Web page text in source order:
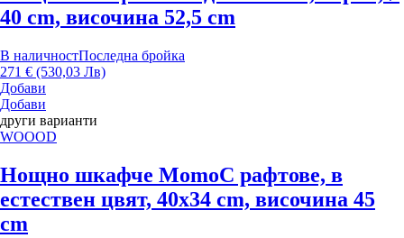
40 cm, височина 52,5 cm
В наличностПоследна бройка
271 € (530,03 Лв)
Добави
Добави
други варианти
WOOOD
Нощно шкафче MomoС рафтове, в
естествен цвят, 40x34 cm, височина 45
cm